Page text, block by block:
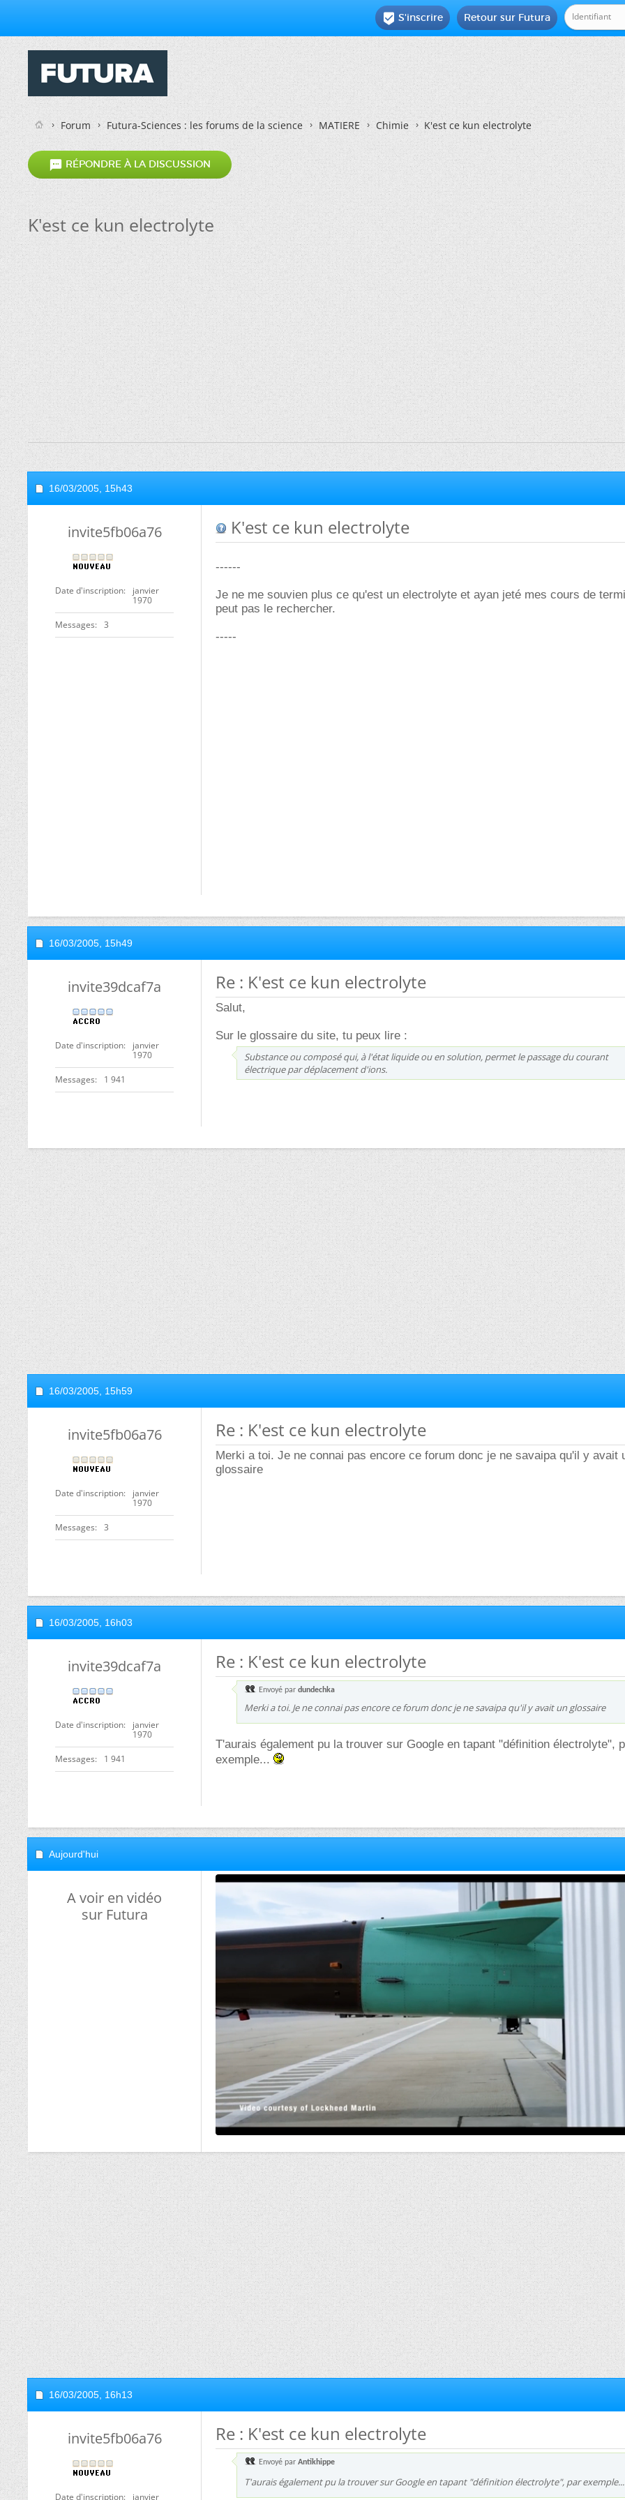
Retour sur Futura
 S'inscrire
Forum Futura-Sciences : les forums de la science MATIERE Chimie K'est ce kun electrolyte
 RÉPONDRE À LA DISCUSSION
K'est ce kun electrolyte
16/03/2005, 15h43
invite5fb06a76
Date d'inscription
janvier
1970
Messages 3
K'est ce kun electrolyte
------
Je ne me souvien plus ce qu'est un electrolyte et ayan jeté mes cours de
peut pas le rechercher.
-----
16/03/2005, 15h49
invite39dcaf7a
Date d'inscription
janvier
1970
Messages 1 941
Re : K'est ce kun electrolyte
Salut,
Sur le glossaire du site, tu peux lire :
Substance ou composé qui, à l'état liquide ou en solution, permet le passage du courant
électrique par déplacement d'ions.
16/03/2005, 15h59
invite5fb06a76
Date d'inscription
janvier
1970
Messages 3
Re : K'est ce kun electrolyte
Merki a toi. Je ne connai pas encore ce forum donc je ne savaipa qu'il y avait
glossaire
16/03/2005, 16h03
invite39dcaf7a
Date d'inscription
janvier
1970
Messages 1 941
Re : K'est ce kun electrolyte
Envoyé par dundechka
Merki a toi. Je ne connai pas encore ce forum donc je ne savaipa qu'il y avait un glossaire
T'aurais également pu la trouver sur Google en tapant "définition électrolyte",
exemple...
Aujourd'hui
A voir en vidéo
sur Futura
16/03/2005, 16h13
invite5fb06a76
Date d'inscription janvier
Re : K'est ce kun electrolyte
Envoyé par Antikhippe
T'aurais également pu la trouver sur Google en tapant "définition électrolyte", par